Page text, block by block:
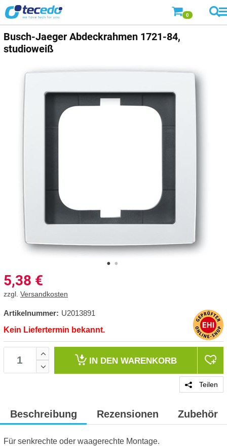
0
Busch-Jaeger Abdeckrahmen 1721-84,
studioweiß
5,38 €
zzgl. Versandkosten
Artikelnummer: U2013891
Kein Liefertermin bekannt.
IN DEN WARENKORB
Teilen
Beschreibung Rezensionen Zubehör
Für senkrechte oder waagerechte Montage.